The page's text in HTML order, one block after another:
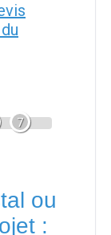
7
ou
: